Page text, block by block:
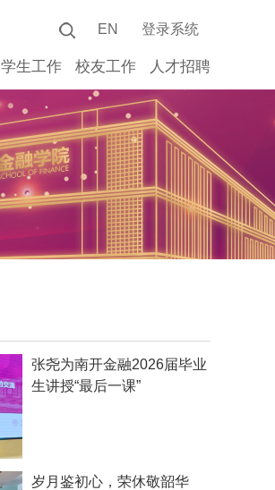
EN 登录系统
学生工作 校友工作 人才招聘
张尧为南开金融2026届毕业
生讲授“最后一课”
岁月鉴初心，荣休敬韶华